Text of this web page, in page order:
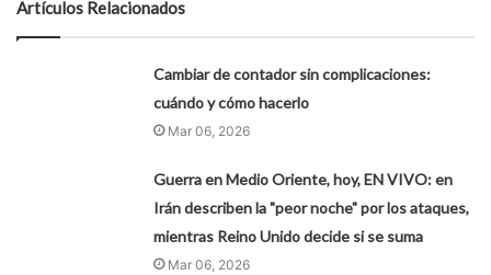
Artículos Relacionados
Cambiar de contador sin complicaciones:
cuándo y cómo hacerlo
Mar 06, 2026
Guerra en Medio Oriente, hoy, EN VIVO: en
Irán describen la "peor noche" por los ataques,
mientras Reino Unido decide si se suma
Mar 06, 2026